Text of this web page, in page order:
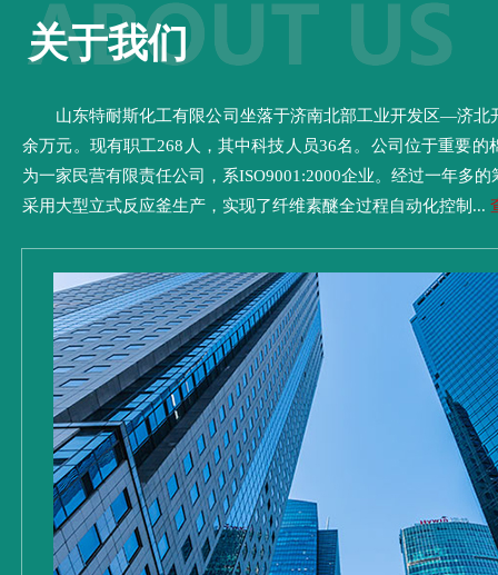
关于我们
山东特耐斯化工有限公司坐落于济南北部工业开发区—济
余万元。现有职工268人，其中科技人员36名。公司位于重要
为一家民营有限责任公司，系ISO9001:2000企业。经过一年多
采用大型立式反应釜生产，实现了纤维素醚全过程自动化控制...